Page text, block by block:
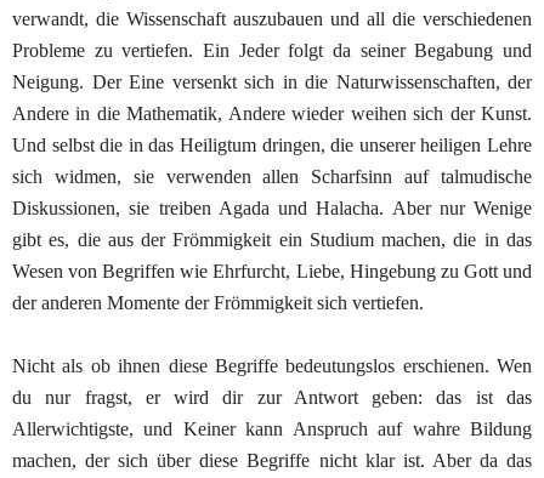
verwandt, die Wissenschaft auszubauen und all die verschiedenen
Probleme zu vertiefen. Ein Jeder folgt da seiner Begabung und
Neigung. Der Eine versenkt sich in die Naturwissenschaften, der
Andere in die Mathematik, Anderewieder weihen sich der Kunst.
Und selbst die in das Heiligtum dringen, die unserer heiligen Lehre
sich widmen, sie verwendenallen Scharfsinn auf talmudische
Diskussionen, sie treiben Agada und Halacha. Aber nur Wenige
gibt es, die aus der Frömmigkeit ein Studium machen, die in das
Wesenvon Begriffen wie Ehrfurcht, Liebe, Hingebung zu Gott und
der anderen Momente der Frömmigkeit sich vertiefen.
Nicht als ob ihnen diese Begriffe bedeutungslos erschienen. Wen
du nur fragst, er wird dir zur Antwort geben: das ist das
Allerwichtigste, und Keiner kann Anspruch auf wahre Bildung
machen, der sich über diese Begriffe nicht klar ist. Aber da das